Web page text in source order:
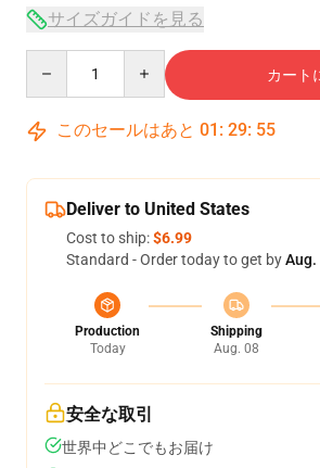
サイズガイドを見る
カート
このセールはあと 01 : 29: 54
Deliver to United States
Cost to ship:$6.99
Standard - Order today to get byAug.
Production
Today
Shipping
Aug. 08
安全な取引
世界中どこでもお届け